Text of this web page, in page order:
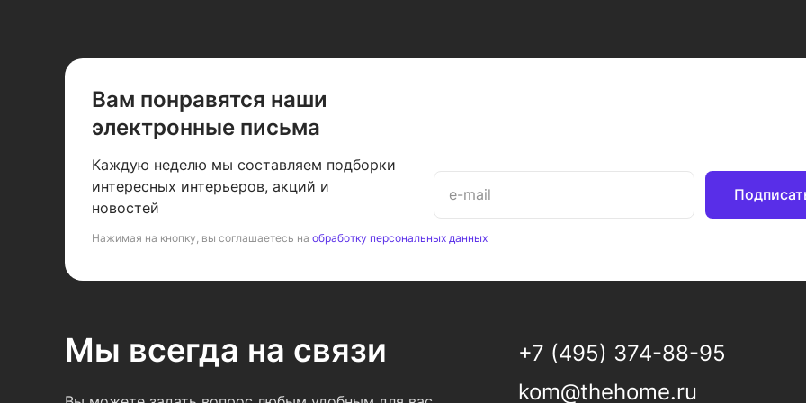
Вам понравятся наши
электронные письма
Каждую неделю мы составляем подборки
интересных интерьеров, акций и
новостей
Нажимая на кнопку, вы соглашаетесь на обработку персональных данных
Мы всегда на связи
+7 (495) 374-88-95
kom@thehome.ru